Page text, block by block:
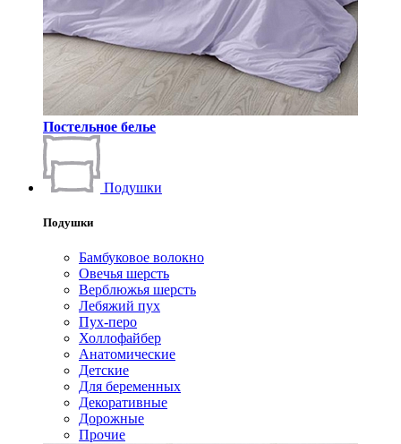
Постельное белье
Подушки
Подушки
Бамбуковое волокно
Овечья шерсть
Верблюжья шерсть
Лебяжий пух
Пух-перо
Холлофайбер
Анатомические
Детские
Для беременных
Декоративные
Дорожные
Прочие